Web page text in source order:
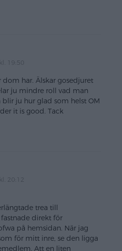
19:50
dom har. Älskar gosedjuret
ju mindre roll vad man
ju hur glad som helst OM
it is good. Tack
20:12
trea till
direkt för
på hemsidan. När jag
för mitt inre, se den ligga
Att en liten